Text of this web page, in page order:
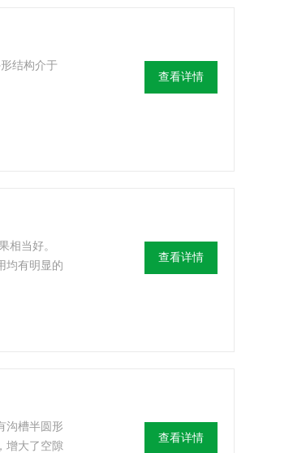
结构介于
查看详情
相当好。
均有明显的
查看详情
沟槽半圆形
增大了空隙
查看详情